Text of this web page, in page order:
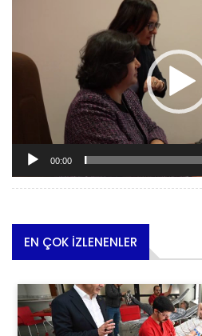
00:00
EN ÇOK İZLENENLER